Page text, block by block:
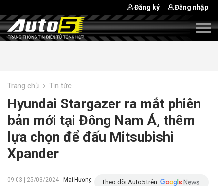
Đăng ký Đăng nhập
Trang chủ › Tin tức
Hyundai Stargazer ra mắt phiên
bản mới tại Đông Nam Á, thêm
lựa chọn để đấu Mitsubishi
Xpander
09:03 | 25/03/2024 - Mai Hương Theo dõi Auto5 trên